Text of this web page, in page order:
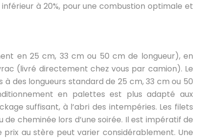
à 20%, pour une combustion optimale et
en 25 cm, 33 cm ou 50 cm de longueur), en
(livré directement chez vous par camion). Le
des longueurs standard de 25 cm, 33 cm ou 50
en palettes est plus adapté aux
suffisant, à l’abri des intempéries. Les filets
cheminée lors d’une soirée. Il est impératif de
au stère peut varier considérablement. Une